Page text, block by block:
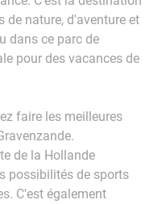
de nature, d'aventure et
dans ce parc de
pour des vacances de
faire les meilleures
de la Hollande
possibilités de sports
C'est également